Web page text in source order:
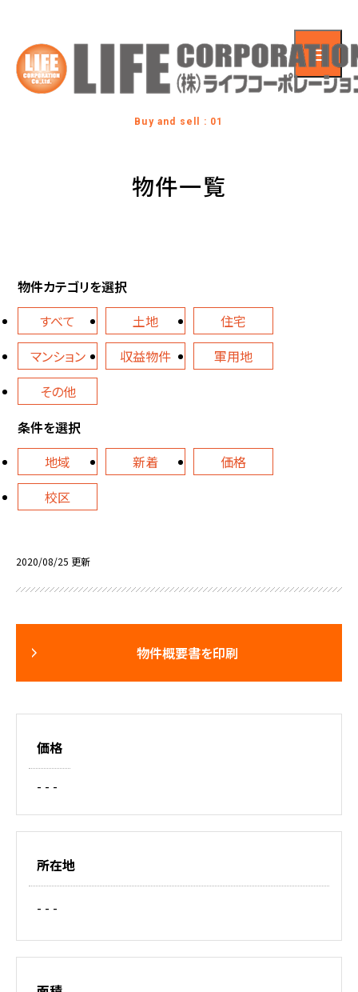
Buy and sell : 01
物件一覧
物件カテゴリを選択
すべて
土地
住宅
マンション
収益物件
軍用地
その他
条件を選択
地域
新着
価格
校区
2020/08/25 更新
物件概要書を印刷
価格
- - -
所在地
- - -